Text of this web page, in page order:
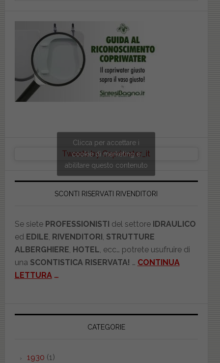
Tweets by Copriwater_it
Clicca per accettare i
cookie di marketing e
abilitare questo contenuto
SCONTI RISERVATI RIVENDITORI
Se siete PROFESSIONISTI del settore IDRAULICO
ed EDILE, RIVENDITORI , STRUTTURE
ALBERGHIERE, HOTEL, ecc… potrete usufruire di
una SCONTISTICA RISERVATA! … CONTINUA
LETTURA…
CATEGORIE
1930 (1)